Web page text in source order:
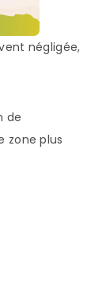
négligée,
de
zone plus